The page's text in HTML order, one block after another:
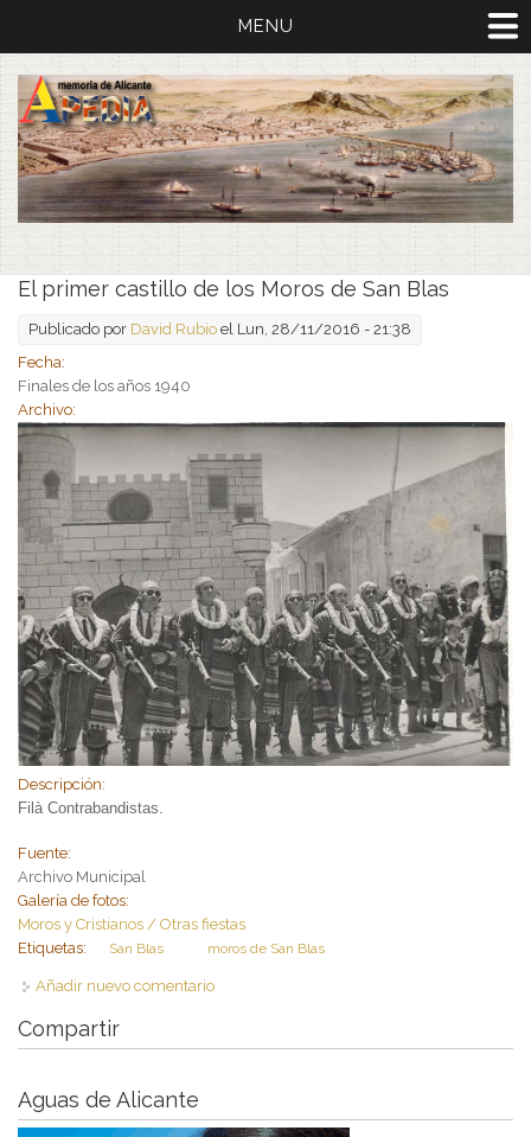
MENU
El primer castillo de los Moros de San Blas
Publicado por David Rubio el Lun, 28/11/2016 - 21:38
Fecha:
Finales de los años 1940
Archivo:
Descripción:
Filà Contrabandistas.
Fuente:
Archivo Municipal
Galería de fotos:
Moros y Cristianos / Otras fiestas
Etiquetas:
San Blas moros de San Blas
Añadir nuevo comentario
Compartir
Aguas de Alicante